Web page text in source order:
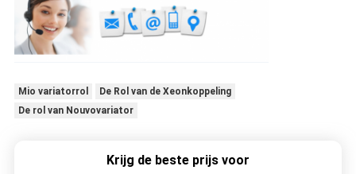
Mio variatorrol
De Rol van de Xeonkoppeling
De rol van Nouvovariator
Krijg de beste prijs voor